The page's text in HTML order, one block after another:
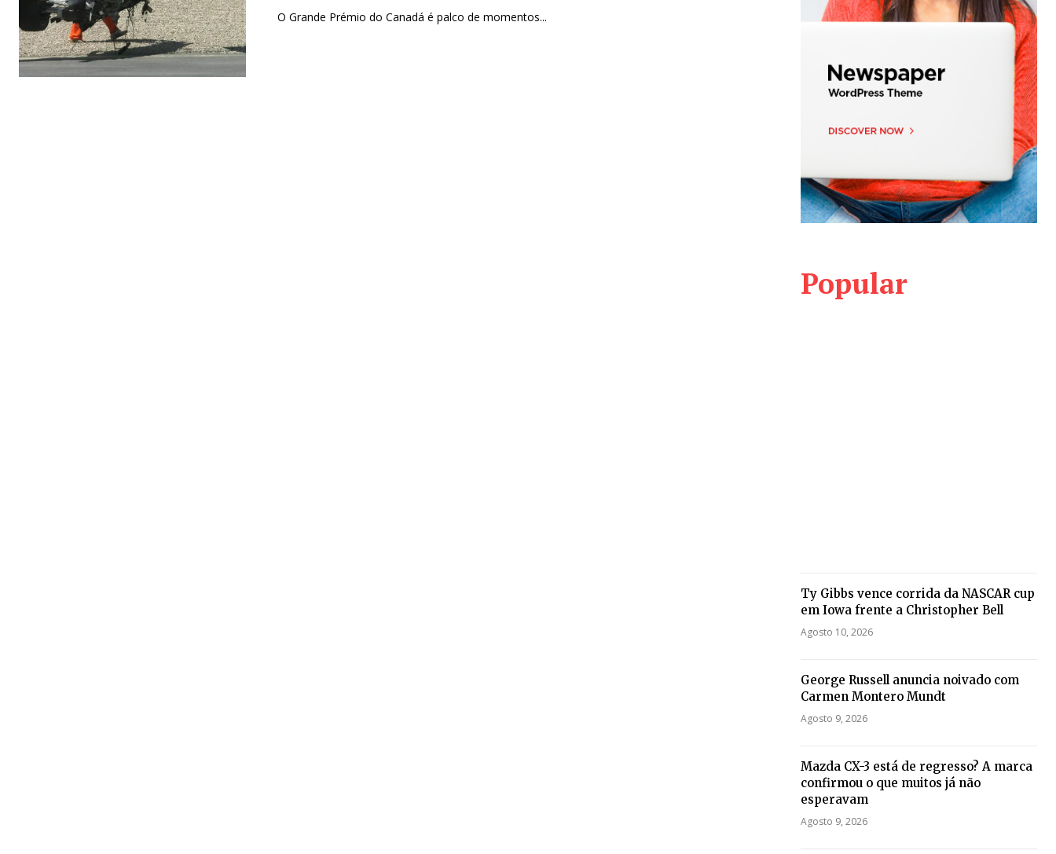
O Grande Prémio do Canadá é palco de momentos...
Popular
Ty Gibbs vence corrida da NASCAR cup
em Iowa frente a Christopher Bell
Agosto 10, 2026
George Russell anuncia noivado com
Carmen Montero Mundt
Agosto 9, 2026
Mazda CX-3 está de regresso? A marca
confirmou o que muitos já não
esperavam
Agosto 9, 2026